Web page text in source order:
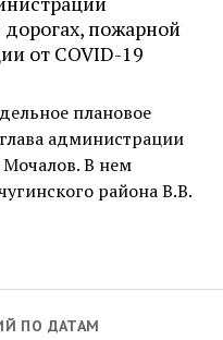
ПО ДАТАМ
дорогах, пожарной
от СOVID-19
плановое
администрации
Мочалов. В нем
района В.В.